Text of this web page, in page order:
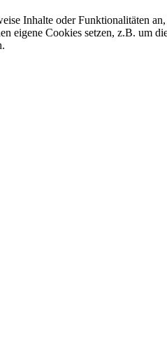
Inhalte oder Funktionalitäten
eigene Cookies setzen, z.B. um